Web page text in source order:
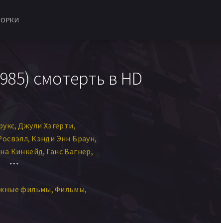
смотерть в HD
Джули Хэгерти
Кэнди Энн Браун
Кинкейд Ганс Вагнер
фильмы Фильмы